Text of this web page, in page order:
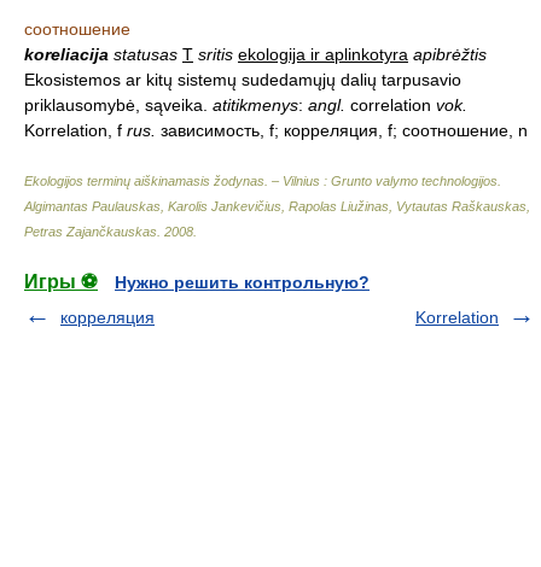
соотношение
koreliacija statusas T sritis ekologija ir aplinkotyra apibrėžtis
Ekosistemos ar kitų sistemų sudedamųjų dalių tarpusavio
priklausomybė, sąveika. atitikmenys: angl. correlation vok.
Korrelation, f rus. зависимость, f; корреляция, f; соотношение, n
Ekologijos terminų aiškinamasis žodynas. – Vilnius : Grunto valymo technologijos
Algimantas Paulauskas, Karolis Jankevičius, Rapolas Liužinas, Vytautas Raškauskas,
Petras Zajančkauskas 2008
Игры ⚽
Нужно решить контрольную?
корреляция
Korrelation